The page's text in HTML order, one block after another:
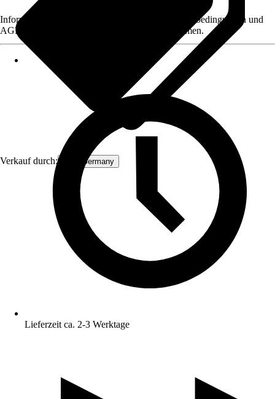
Verkauf durch: ECD Germany
Informationen des Verkäufers, wie z. B. Rückgabebedingungen und
AGB, finden Sie bei Klick auf den Verkäufernamen.
Lieferzeit ca. 2-3 Werktage